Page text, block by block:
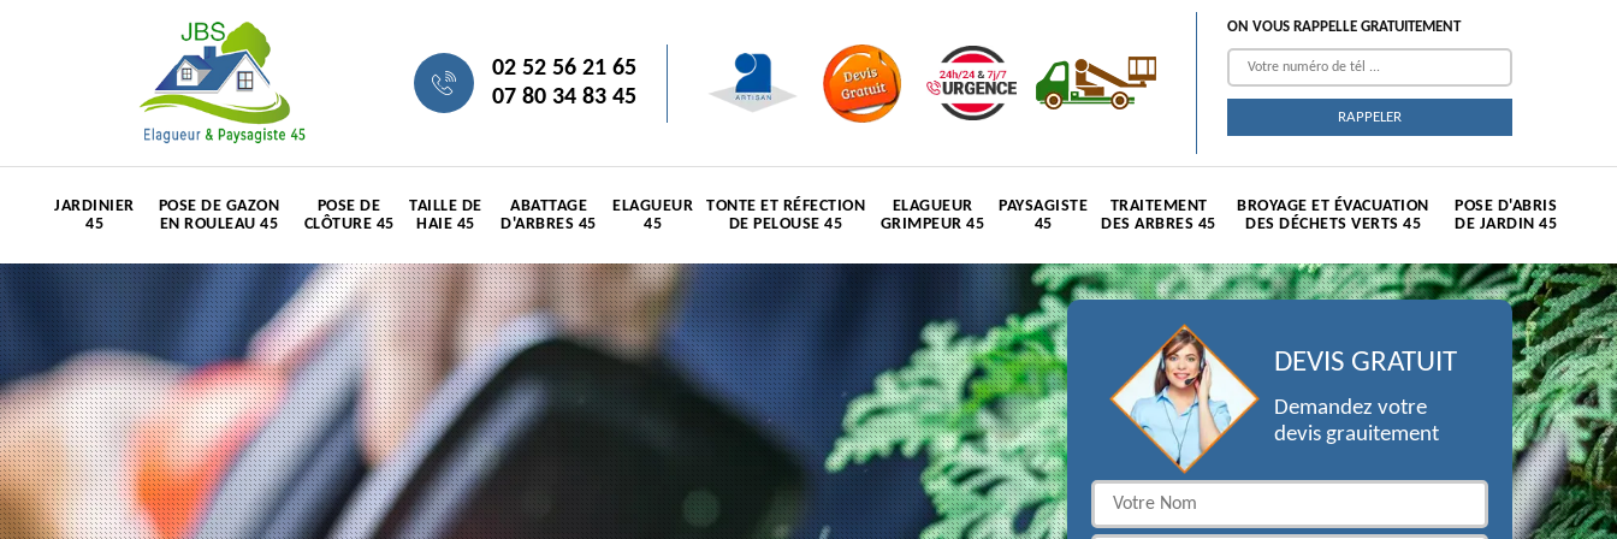
02 52 56 21 65
07 80 34 83 45
ON VOUS RAPPELLE GRATUITEMENT
JARDINIER
45
POSE DE GAZON
EN ROULEAU 45
POSE DE
CLÔTURE 45
TAILLE DE
HAIE 45
ABATTAGE
D'ARBRES 45
ELAGUEUR
45
TONTE ET RÉFECTION
DE PELOUSE 45
ELAGUEUR
GRIMPEUR 45
PAYSAGISTE
45
TRAITEMENT
DES ARBRES 45
BROYAGE ET ÉVACUATION
DES DÉCHETS VERTS 45
POSE D'ABRIS
DE JARDIN 45
DEVIS GRATUIT
Demandez votre
devis grauitement